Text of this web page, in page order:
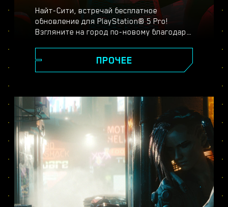
Найт-Сити, встречай бесплатное
обновление для PlayStation® 5 Pro!
Взгляните на город по-новому благодаря
трассировки лучей, повышенной частоте
кадров и другим улучшениям. Выберите
производительности, трассировки лучей
или трассировки лучей для Pro — и
оцените реалистичность изображения,
плавность игрового процесса и другие
новшества в версии Cyberpunk 2077 для
PS5® Pro.
ПРОЧЕЕ